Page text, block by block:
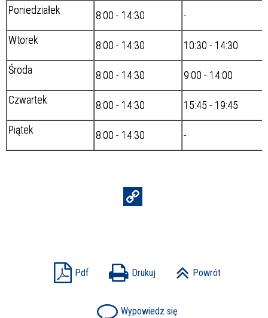
Poniedziałek 8:00 - 14:30
-
Wtorek
8:00 - 14:30
10:30 - 14:30
Środa
8:00 - 14:30
9:00 - 14:00
Czwartek
8:00 - 14:30
15:45 - 19:45
Piątek
8:00 - 14:30 -
Pdf Drukuj Powrót
Wypowiedz się